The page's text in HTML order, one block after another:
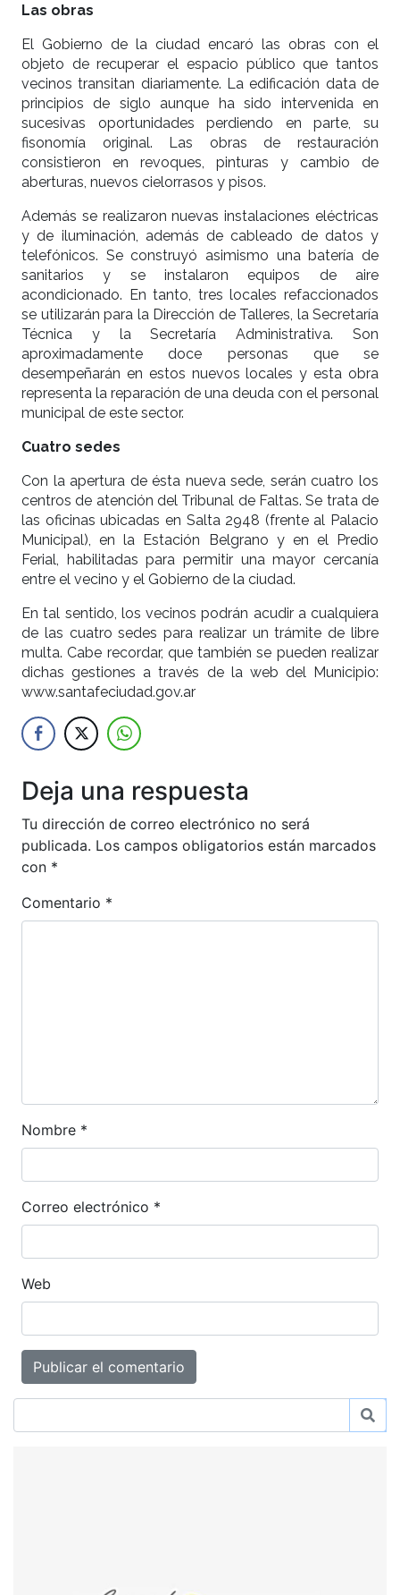
Las obras
El Gobierno de la ciudad encaró las obras con el
objeto de recuperar el espacio público que tantos
vecinos transitan diariamente. La edificación data de
principios de siglo aunque ha sido intervenida en
sucesivas oportunidades perdiendo en parte, su
fisonomía original. Las obras de restauración
consistieron en revoques, pinturas y cambio de
aberturas, nuevos cielorrasos y pisos.
Además se realizaron nuevas instalaciones eléctricas
y de iluminación, además de cableado de datos y
telefónicos. Se construyó asimismo una batería de
sanitarios y se instalaron equipos de aire
acondicionado. En tanto, tres locales refaccionados
se utilizarán para la Dirección de Talleres, la Secretaría
Técnica y la Secretaría Administrativa. Son
aproximadamente doce personas que se
desempeñarán en estos nuevos locales y esta obra
representa la reparación de una deuda con el personal
municipal de este sector.
Cuatro sedes
Con la apertura de ésta nueva sede, serán cuatro los
centros de atención del Tribunal de Faltas. Se trata de
las oficinas ubicadas en Salta 2948 (frente al Palacio
Municipal), en la Estación Belgrano y en el Predio
Ferial, habilitadas para permitir una mayor cercanía
entre el vecino y el Gobierno de la ciudad.
En tal sentido, los vecinos podrán acudir a cualquiera
de las cuatro sedes para realizar un trámite de libre
multa. Cabe recordar, que también se pueden realizar
dichas gestiones a través de la web del Municipio:
www.santafeciudad.gov.ar
Deja una respuesta
Tu dirección de correo electrónico no será
publicada. Los campos obligatorios están marcados
con *
Comentario *
Nombre *
Correo electrónico *
Web